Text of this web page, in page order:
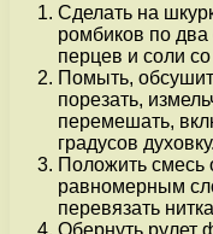
Сделать на
ромбиков по два
перцев и соли
Помыть,
порезать,
перемешать,
градусов духовку.
Положить смесь
равномерным
перевязать
Обернуть рулет